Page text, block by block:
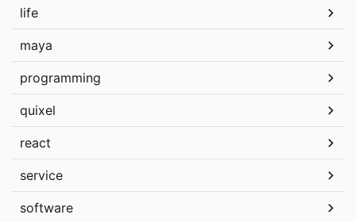
life
maya
programming
quixel
react
service
software